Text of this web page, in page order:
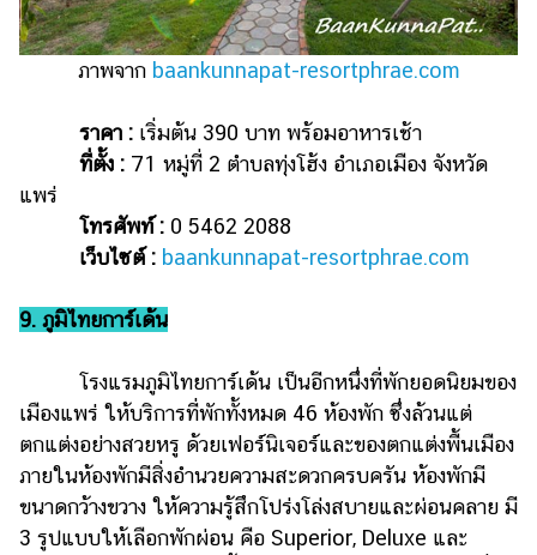
ภาพจาก baankunnapat-resortphrae.com
ราคา : เริ่มต้น 390 บาท พร้อมอาหารเช้า
ที่ตั้ง : 71 หมู่ที่ 2 ตำบลทุ่งโฮ้ง อำเภอเมือง จังหวัด
แพร่
โทรศัพท์ : 0 5462 2088
เว็บไซต์ : baankunnapat-resortphrae.com
9. ภูมิไทยการ์เด้น
โรงแรมภูมิไทยการ์เด้น เป็นอีกหนึ่งที่พักยอดนิยมของ
เมืองแพร่ ให้บริการที่พักทั้งหมด 46 ห้องพัก ซึ่งล้วนแต่
ตกแต่งอย่างสวยหรู ด้วยเฟอร์นิเจอร์และของตกแต่งพื้นเมือง
ภายในห้องพักมีสิ่งอำนวยความสะดวกครบครัน ห้องพักมี
ขนาดกว้างขวาง ให้ความรู้สึกโปร่งโล่งสบายและผ่อนคลาย มี
3 รูปแบบให้เลือกพักผ่อน คือ Superior, Deluxe และ